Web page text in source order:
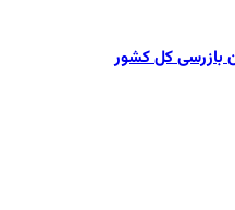
بازرسی کل کشور